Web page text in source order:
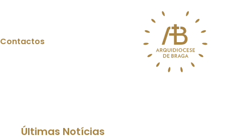
Contactos
Últimas Notícias